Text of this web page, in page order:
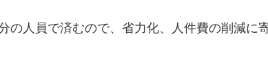
の人員で済むので、省力化、人件費の削減に